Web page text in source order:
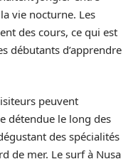
vie nocturne. Les
des cours, ce qui est
débutants d’apprendre
peuvent
détendue le long des
des spécialités
de mer. Le surf à Nusa